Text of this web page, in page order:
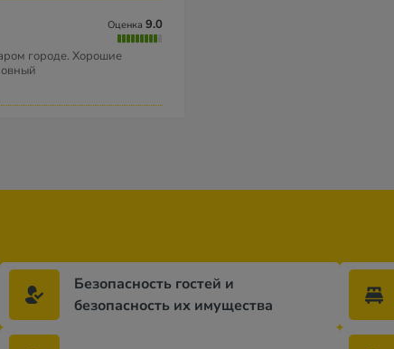
Оценка
9.0
городе. Хорошие
Безопасность гостей и
безопасность их имущества